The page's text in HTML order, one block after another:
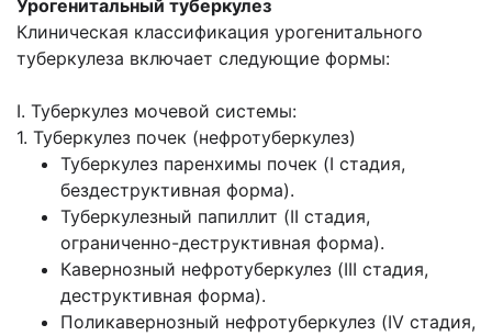
Урогенитальный туберкулез
Клиническая классификация урогенитального
туберкулеза включает следующие формы:
I. Туберкулез мочевой системы:
1. Туберкулез почек (нефротуберкулез)
Туберкулез паренхимы почек (I стадия,
бездеструктивная форма).
Туберкулезный папиллит (II стадия,
ограниченно-деструктивная форма).
Кавернозный нефротуберкулез (III стадия,
деструктивная форма).
Поликавернозный нефротуберкулез (IV стадия,